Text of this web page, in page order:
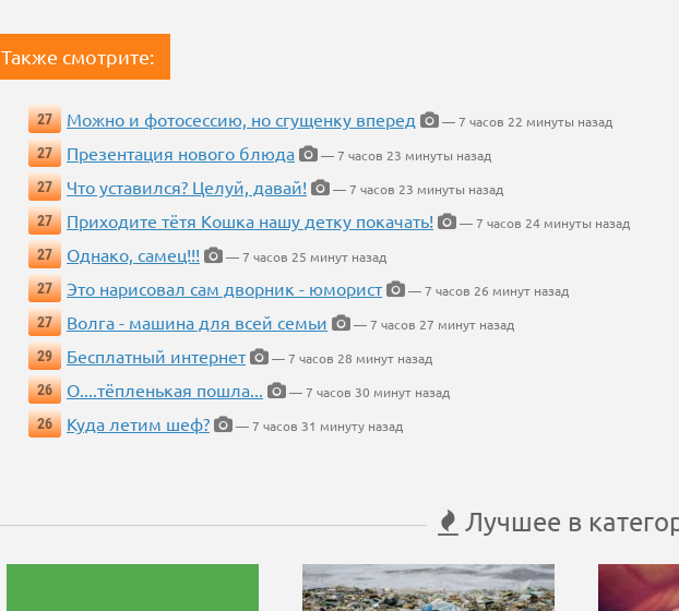
Также смотрите:
27 Можно и фотосессию, но сгущенку вперед
— 7 часов 22 минуты назад
27
Презентация нового блюда
— 7 часов 23 минуты назад
27
Что уставился? Целуй, давай!
— 7 часов 23 минуты назад
27
Приходите тётя Кошка нашу детку покачать!
— 7 часов 24 минуты назад
27
Однако, самец!!!
— 7 часов 25 минут назад
27
Это нарисовал сам дворник - юморист
— 7 часов 26 минут назад
27
Волга - машина для всей семьи
— 7 часов 27 минут назад
29
Бесплатный интернет
— 7 часов 28 минут назад
26
О....тёпленькая пошла...
— 7 часов 30 минут назад
26
Куда летим шеф? — 7 часов 31 минуту назад
Лучшее в